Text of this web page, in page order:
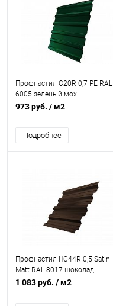
Профнастил С20R 0,7 PE RAL
6005 зеленый мох
973 руб. / м2
Подробнее
Профнастил НС44R 0,5 Satin
Matt RAL 8017 шоколад
1 083 руб. / м2